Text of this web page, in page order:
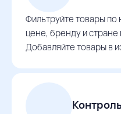
Фильтруйте товары
цене, бренду и стране
Добавляйте товары в